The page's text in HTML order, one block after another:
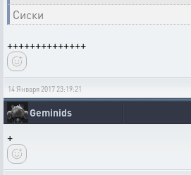
Сиски
++++++++++++++
14 Января 2017 23:19:21
Geminids
+